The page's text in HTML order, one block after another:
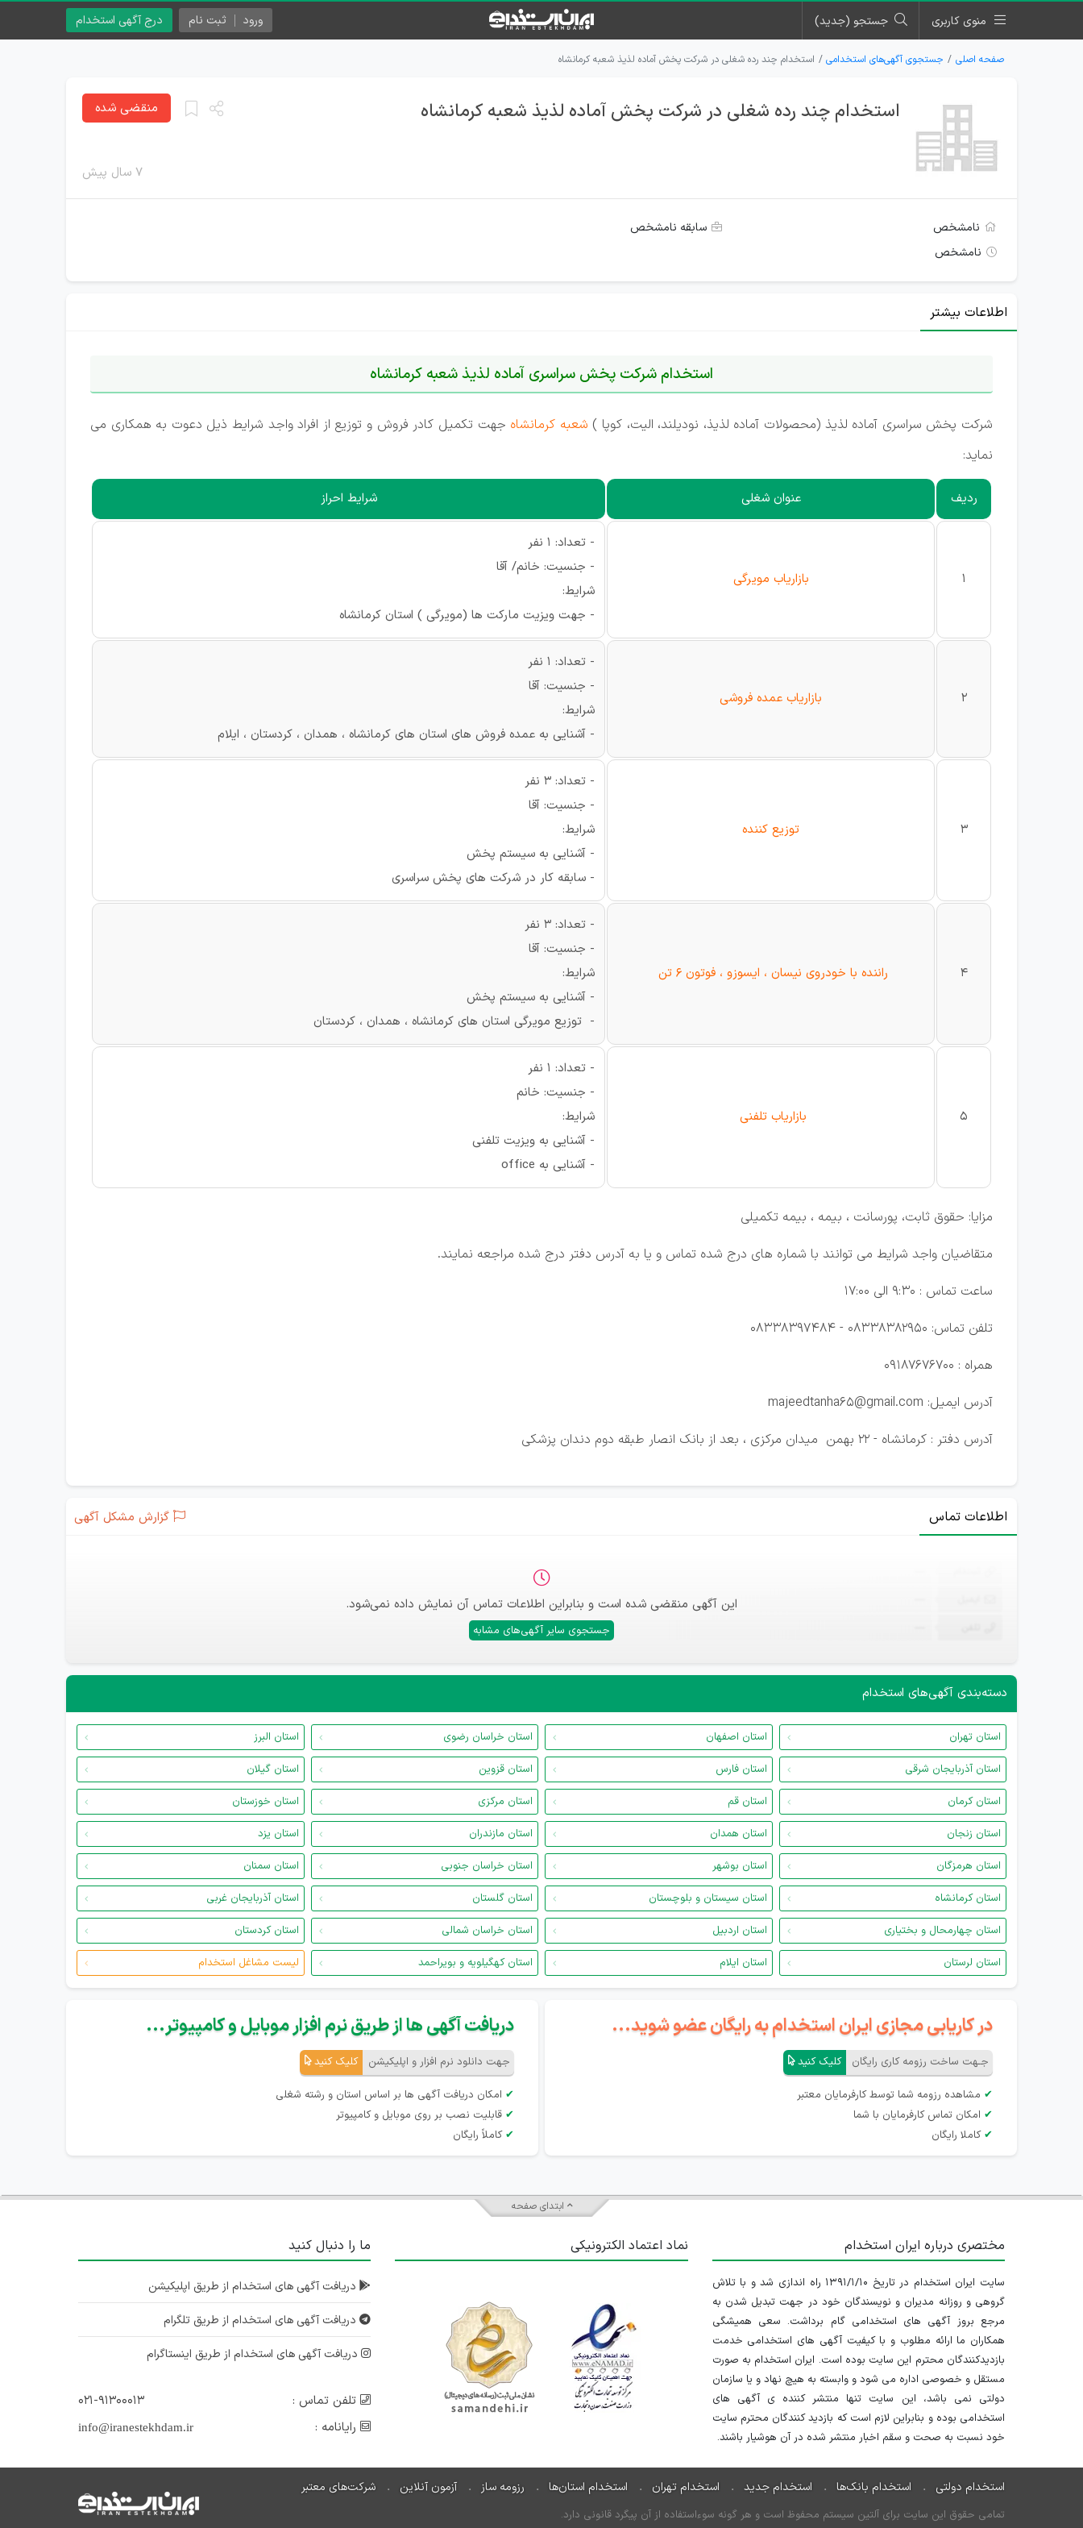
منوی کاربری جستجو (جدید) درج آگهی استخدام ورود ثبت نام
صفحه اصلی جستجوی آگهی‌های استخدامی استخدام چند رده شغلی در شرکت پخش آماده لذیذ شعبه کرمانشاه
استخدام چند رده شغلی در شرکت پخش آماده لذیذ شعبه کرمانشاه
۷ سال پیش
منقضی شده
نامشخص
سابقه نامشخص
نامشخص
اطلاعات بیشتر
استخدام شرکت پخش سراسری آماده لذیذ شعبه کرمانشاه
شرکت پخش سراسری آماده لذیذ (محصولات آماده لذیذ، نودیلند، الیت، کوپا ) شعبه کرمانشاه جهت تکمیل کادر فروش و توزیع از افراد واجد شرایط ذیل دعوت به همکاری می
نماید:
ردیف عنوان شغلی شرایط احراز
1 بازاریاب مویرگی
- تعداد: 1 نفر
- جنسیت: خانم/ آقا
شرایط:
- جهت ویزیت مارکت ها (مویرگی ) استان کرمانشاه
2 بازاریاب عمده فروشی
- تعداد: 1 نفر
- جنسیت: آقا
شرایط:
- آشنایی به عمده فروش های استان های کرمانشاه ، همدان ، کردستان ، ایلام
3 توزیع کننده
- تعداد: 3 نفر
- جنسیت: آقا
شرایط:
- آشنایی به سیستم پخش
- سابقه کار در شرکت های پخش سراسری
4 راننده با خودروی نیسان ، ایسوزو ، فوتون 6 تن
- تعداد: 3 نفر
- جنسیت: آقا
شرایط:
- آشنایی به سیستم پخش
- توزیع مویرگی استان های کرمانشاه ، همدان ، کردستان
5 بازاریاب تلفنی
- تعداد: 1 نفر
- جنسیت: خانم
شرایط:
- آشنایی به ویزیت تلفنی
- آشنایی به office
مزایا: حقوق ثابت، پورسانت ، بیمه ، بیمه تکمیلی
متقاضیان واجد شرایط می توانند با شماره های درج شده تماس و یا به آدرس دفتر درج شده مراجعه نمایند.
ساعت تماس :
تلفن تماس:
همراه : 09187676700
آدرس ایمیل: majeedtanha65@gmail.com
آدرس دفتر : کرمانشاه - ، بعد از بانک انصار طبقه دوم دندان پزشکی
اطلاعات تماس گزارش مشکل آگهی
این آگهی منقضی شده است و بنابراین اطلاعات تماس آن نمایش داده نمی‌شود.
جستجوی سایر آگهی‌های مشابه
دسته‌بندی آگهی‌های استخدام
استان تهران استان اصفهان استان خراسان رضوی
استان البرز
استان آذربایجان شرقی
استان فارس استان قزوین
استان گیلان
استان کرمان
استان قم استان مرکزی
استان خوزستان
استان زنجان
استان همدان استان مازندران
استان یزد
استان هرمزگان
استان بوشهر استان خراسان جنوبی
استان سمنان
استان کرمانشاه
استان سیستان و بلوچستان استان گلستان
استان آذربایجان غربی
استان چهارمحال و بختیاری
استان اردبیل استان خراسان شمالی
استان کردستان
استان لرستان
استان ایلام استان کهگیلویه و بویراحمد لیست مشاغل استخدام
در کاریابی مجازی ایران استخدام به رایگان عضو شوید...
جـهت ساخت رزومه کاری رایگان کلیک کنید
✔ مشاهده رزومه شما توسط کارفرمایان معتبر
✔ امکان تماس کارفرمایان با شما
✔ کاملا رایگان
دریافت آگهی ها از طریق نرم افزار موبایل و کامپیوتر...
جهت دانلود نرم افزار و اپلیکیشن کلیک کنید
✔ امکان دریافت آگهی ها بر اساس استان و رشته شغلی
✔ قابلیت نصب بر روی موبایل و کامپیوتر
✔ کاملاً رایگان
ابتدای صفحه
مختصری درباره ایران استخدام
سایت ایران استخدام در تاریخ ۱۳۹۱/۱/۱۰ راه اندازی شد و با تلاش
گروهی و روزانه مدیران و نویسندگان خود در جهت تبدیل شدن به
مرجع بروز آگهی های استخدامی گام برداشت. سعی همیشگی
همکاران ما ارائه مطلوب و با کیفیت آگهی های استخدامی خدمت
بازدیدکنندگان محترم این سایت بوده است. ایران استخدام به صورت
مستقل و خصوصی اداره می شود و وابسته به هیچ نهاد و یا سازمان
دولتی نمی باشد، این سایت تنها منتشر کننده ی آگهی های
استخدامی بوده و بنابراین لازم است که بازدید کنندگان محترم سایت
خود نسبت به صحت و سقم اخبار منتشر شده در آن هوشیار باشند.
نماد اعتماد الکترونیکی ما را دنبال کنید
دریافت آگهی های استخدام از طریق اپلیکیشن
دریافت آگهی های استخدام از طریق تلگرام
دریافت آگهی های استخدام از طریق اینستاگرام
تلفن تماس :
۰۲۱-۹۱۳۰۰۰۱۳
رایانامه :
info@iranestekhdam.ir
استخدام دولتی استخدام بانک‌ها استخدام جدید استخدام تهران استخدام استان‌ها رزومه ساز آزمون آنلاین شرکت‌های معتبر
تمامی حقوق این سایت برای آلتین سیستم محفوظ است و هر گونه سوءاستفاده از آن پیگرد قانونی دارد.